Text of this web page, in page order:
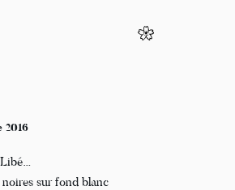
2016
sur fond blanc